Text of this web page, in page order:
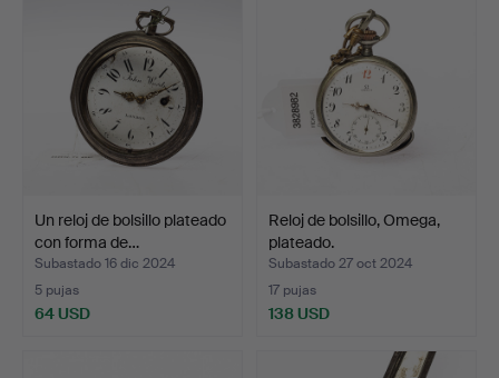
Un reloj de bolsillo plateado
con forma de…
Subastado 16 dic 2024
5 pujas
64 USD
Reloj de bolsillo, Omega,
plateado.
Subastado 27 oct 2024
17 pujas
138 USD